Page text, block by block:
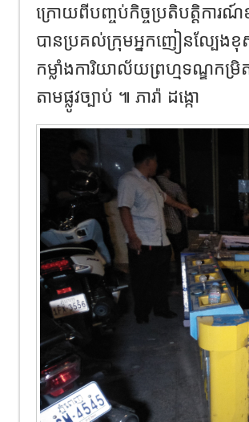
ក្រោយពីបញ្ចប់កិច្ចប្រតិបត្តិការណ៍ខ
បានប្រគល់ក្រុមអ្នកញៀនល្បែងខុ
កម្លាំងការិយាល័យព្រហ្មទណ្ឌកម្
តាមផ្លូវច្បាប់ ៕ ភារ៉ា ដង្កោ